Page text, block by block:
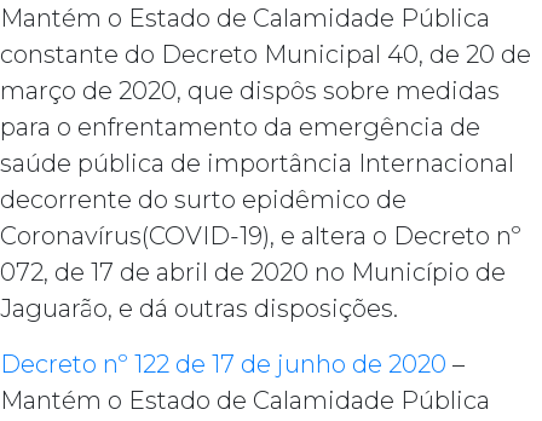
Mantém o Estado de Calamidade Pública
constante do Decreto Municipal 40, de 20 de
março de 2020, que dispôs sobre medidas
para o enfrentamento da emergência de
saúde pública de importância Internacional
decorrente do surto epidêmico de
Coronavírus(COVID-19), e altera o Decreto nº
072, de 17 de abril de 2020 no Município de
Jaguarão, e dá outras disposições.
Decreto nº 122 de 17 de junho de 2020 –
Mantém o Estado de Calamidade Pública